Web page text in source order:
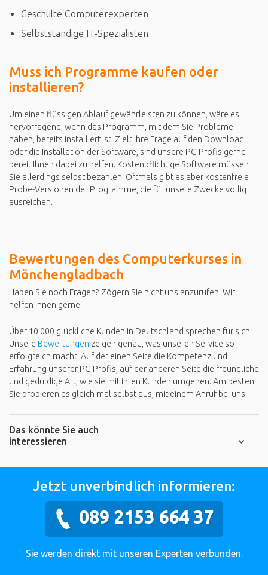
Geschulte Computerexperten
Selbstständige IT-Spezialisten
Muss ich Programme kaufen oder
installieren?
Um einen flüssigen Ablauf gewährleisten zu können, wäre es
hervorragend, wenn das Programm, mit dem Sie Probleme
haben, bereits installiert ist. Zielt Ihre Frage auf den Download
oder die Installation der Software, sind unsere PC-Profis gerne
bereit Ihnen dabei zu helfen. Kostenpflichtige Software müssen
Sie allerdings selbst bezahlen. Oftmals gibt es aber kostenfreie
Probe-Versionen der Programme, die für unsere Zwecke völlig
ausreichen.
Bewertungen des Computerkurses in
Mönchengladbach
Haben Sie noch Fragen? Zögern Sie nicht uns anzurufen! Wir
helfen Ihnen gerne!
Über 10 000 glückliche Kunden in Deutschland sprechen für sich.
Unsere Bewertungen zeigen genau, was unseren Service so
erfolgreich macht. Auf der einen Seite die Kompetenz und
Erfahrung unserer PC-Profis, auf der anderen Seite die freundliche
und geduldige Art, wie sie mit ihren Kunden umgehen. Am besten
Sie probieren es gleich mal selbst aus, mit einem Anruf bei uns!
Das könnte Sie auch
interessieren
Jetzt unverbindlich informieren:
089 2153 664 37
Sie werden direkt mit unseren Experten verbunden.